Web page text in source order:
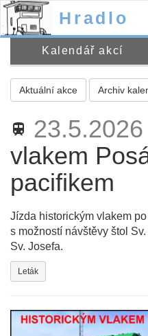
Hradlo
Kalendář akcí
Aktuální akce Archiv
train 23.5.2026
vlakem
pacifikem
Jízda historickým vlakem
s možností návštěvy štol
Sv. Josefa.
Leták